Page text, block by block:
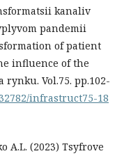
kanaliv
pandemii
of patient
influence of the
Vol.75. pp.102-
infrastruct75-18
A.L. (2023) Tsyfrove